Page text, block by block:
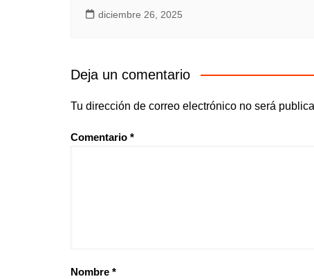
diciembre 26, 2025
Deja un comentario
Tu dirección de correo electrónico no será
Comentario *
Nombre *